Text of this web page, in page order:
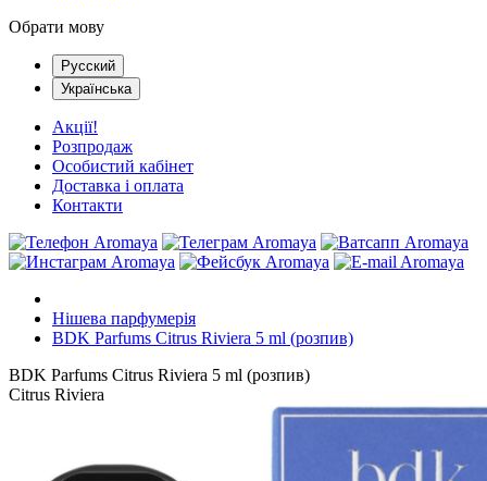
Обрати мову
Русский
Українська
Акції!
Розпродаж
Особистий кабінет
Доставка і оплата
Контакти
Нішева парфумерія
BDK Parfums Citrus Riviera 5 ml (розпив)
BDK Parfums Citrus Riviera 5 ml (розпив)
Citrus Riviera